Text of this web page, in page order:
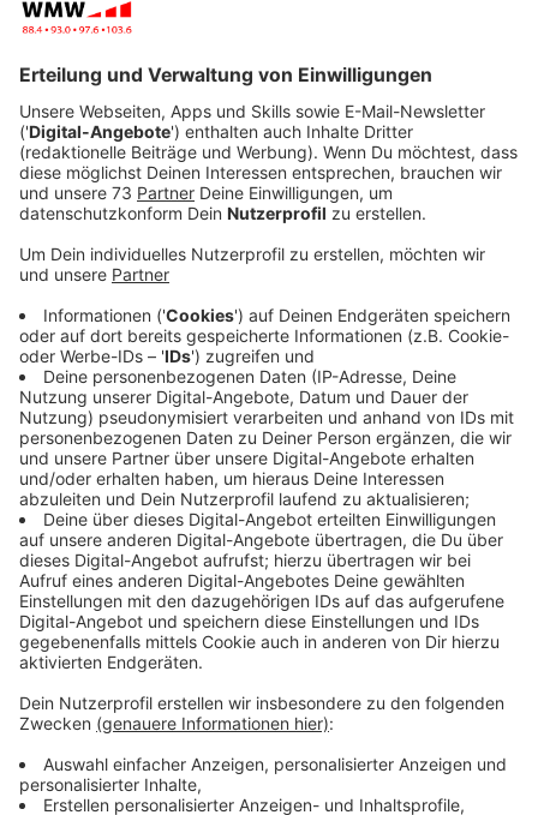
Technologie aufmerksam, vom Atommüll über die
weiter laufenden Atomfabriken in Gronau und Lingen
bis zu den zum Teil hochmaroden Atomkraftwerken in
den Nachbarländern.
Veröffentlicht:Donnerstag, 14.07.2022 06:39
Anzeige
Interessierte können mitradeln
Anzeige
Die Tour wird von der bundesweiten Anti-Atom-
Organisation „.ausgestrahlt“ gemeinsam mit
zahlreichen Initiativen, darunter auch der
Bürgerinitiative „Kein Atommüll in Ahaus“, geplant. Sie
führt in 41 Etappen von Tihange in Belgien bis
Gorleben („Nord-Tour“) und von Kahl am Main bis
Freiburg („Süd-Tour“).
Am 14. Juli (Donnerstag) macht die Tour, von Kalkar
Teilnehmenden an der Aabach-Schule erwartet, wo sie
in der Turnhalle oder in Zelten auf der Wiese davor
übernachten werden. Eine eigene Camp-Küche
übernimmt die Verpflegung. Abends sind lockere